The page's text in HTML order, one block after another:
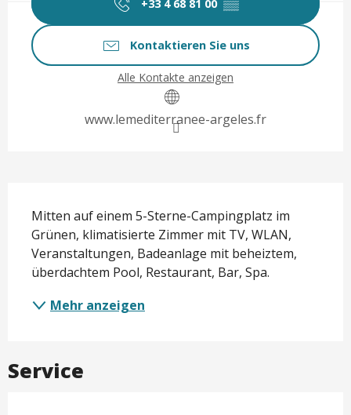
+33 4 68 81 00 ▒▒
Kontaktieren Sie uns
Alle Kontakte anzeigen
www.lemediterranee-argeles.fr
Mitten auf einem 5-Sterne-Campingplatz im
Grünen, klimatisierte Zimmer mit TV, WLAN,
Veranstaltungen, Badeanlage mit beheiztem,
überdachtem Pool, Restaurant, Bar, Spa.
Mehr anzeigen
Service